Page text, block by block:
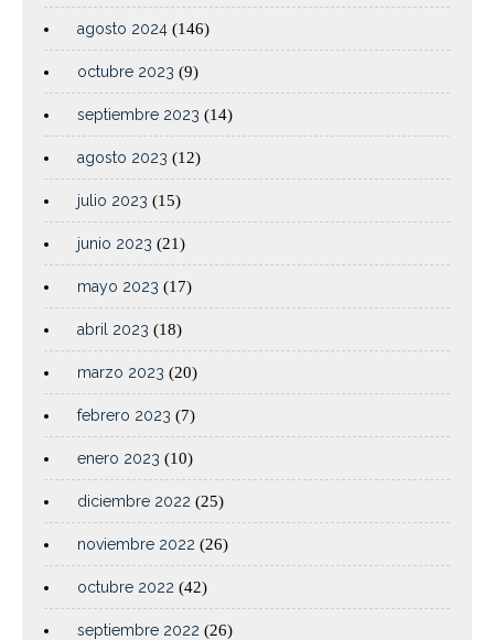
agosto 2024 (146)
octubre 2023 (9)
septiembre 2023 (14)
agosto 2023 (12)
julio 2023 (15)
junio 2023 (21)
mayo 2023 (17)
abril 2023 (18)
marzo 2023 (20)
febrero 2023 (7)
enero 2023 (10)
diciembre 2022 (25)
noviembre 2022 (26)
octubre 2022 (42)
septiembre 2022 (26)